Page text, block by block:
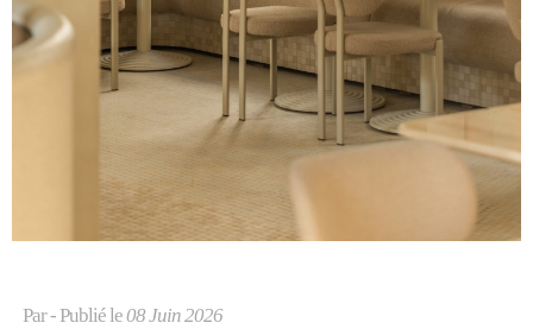
Par- Publié le08 Juin 2026